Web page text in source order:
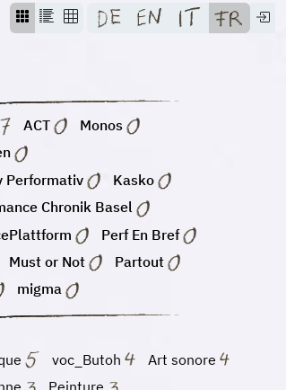
ACT
Monos
Performativ
Kasko
Chronik Basel
Perf En Bref
Must or Not
Partout
migma
voc_Butoh
Art sonore
Peinture